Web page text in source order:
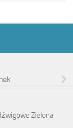
Zielona